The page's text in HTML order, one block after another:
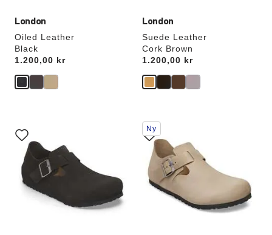
London
Oiled Leather
Black
Price:
1.200,00 kr
London
Suede Leather
Cork Brown
Price:
1.200,00 kr
med
prøvefarver
opdatere
produktbilledet
Interaktion
med
prøvefarver
opdatere
produktbilledet
Ny